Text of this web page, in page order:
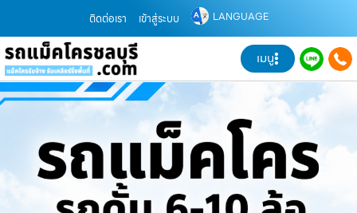
ติดต่อเรา เข้าสู่ระบบ LANGUAGE
เมนู